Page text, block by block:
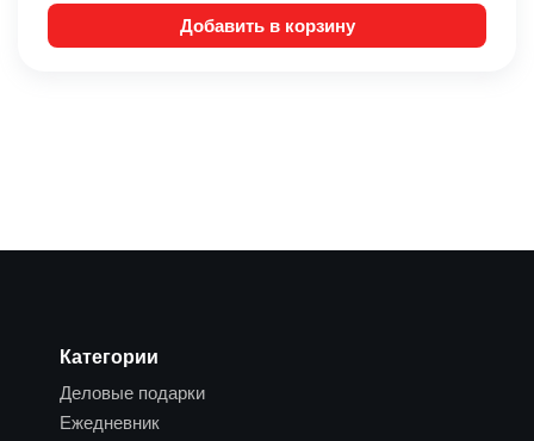
Добавить в корзину
Категории
Деловые подарки
Ежедневник